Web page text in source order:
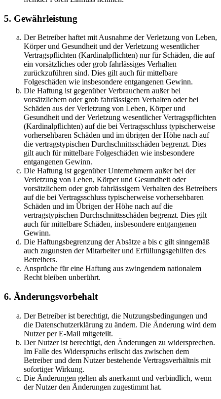
5. Gewährleistung
Der Betreiber haftet mit Ausnahme der Verletzung von Leben,
Körper und Gesundheit und der Verletzung wesentlicher
Vertragspflichten (Kardinalpflichten) nur für Schäden, die auf
ein vorsätzliches oder grob fahrlässiges Verhalten
zurückzuführen sind. Dies gilt auch für mittelbare
Folgeschäden wie insbesondere entgangenen Gewinn.
Die Haftung ist gegenüber Verbrauchern außer bei
vorsätzlichem oder grob fahrlässigem Verhalten oder bei
Schäden aus der Verletzung von Leben, Körper und
Gesundheit und der Verletzung wesentlicher Vertragspflichten
(Kardinalpflichten) auf die bei Vertragsschluss typischerweise
vorhersehbaren Schäden und im übrigen der Höhe nach auf
die vertragstypischen Durchschnittsschäden begrenzt. Dies
gilt auch für mittelbare Folgeschäden wie insbesondere
entgangenen Gewinn.
Die Haftung ist gegenüber Unternehmern außer bei der
Verletzung von Leben, Körper und Gesundheit oder
vorsätzlichem oder grob fahrlässigem Verhalten des Betreibers
auf die bei Vertragsschluss typischerweise vorhersehbaren
Schäden und im Übrigen der Höhe nach auf die
vertragstypischen Durchschnittsschäden begrenzt. Dies gilt
auch für mittelbare Schäden, insbesondere entgangenen
Gewinn.
Die Haftungsbegrenzung der Absätze a bis c gilt sinngemäß
auch zugunsten der Mitarbeiter und Erfüllungsgehilfen des
Betreibers.
Ansprüche für eine Haftung aus zwingendem nationalem
Recht bleiben unberührt.
6. Änderungsvorbehalt
Der Betreiber ist berechtigt, die Nutzungsbedingungen und
die Datenschutzerklärung zu ändern. Die Änderung wird dem
Nutzer per E-Mail mitgeteilt.
Der Nutzer ist berechtigt, den Änderungen zu widersprechen.
Im Falle des Widerspruchs erlischt das zwischen dem
Betreiber und dem Nutzer bestehende Vertragsverhältnis mit
sofortiger Wirkung.
Die Änderungen gelten als anerkannt und verbindlich, wenn
der Nutzer den Änderungen zugestimmt hat.